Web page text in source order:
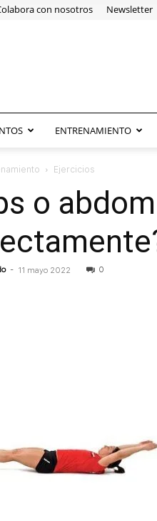
con nosotros Newsletter
ENTRENAMIENTO
Ejercicios
o
- 11 mayo 2022 0